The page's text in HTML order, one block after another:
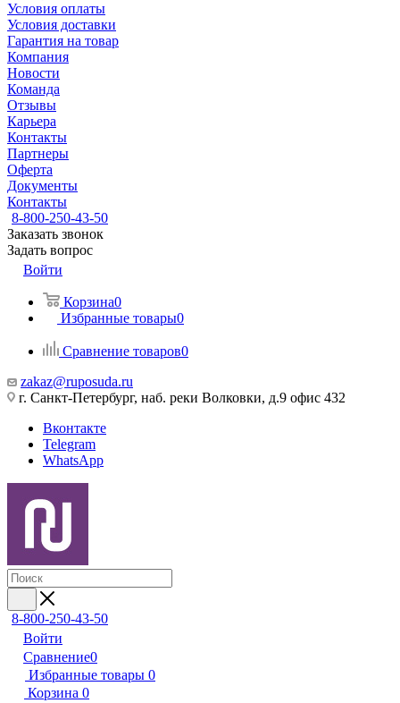
Условия оплаты
Условия доставки
Гарантия на товар
Компания
Новости
Команда
Отзывы
Карьера
Контакты
Партнеры
Оферта
Документы
Контакты
8-800-250-43-50
Заказать звонок
Задать вопрос
Войти
Корзина0
Избранные товары0
Сравнение товаров0
zakaz@ruposuda.ru
г. Санкт-Петербург, наб. реки Волковки, д.9 офис 432
Вконтакте
Telegram
WhatsApp
8-800-250-43-50
Войти
Сравнение0
Избранные товары 0
Корзина 0